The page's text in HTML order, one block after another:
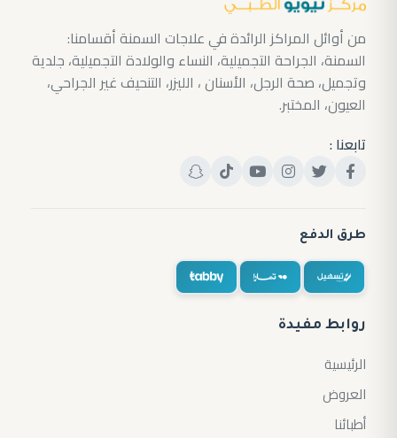
من أوائل المراكز الرائدة في علاجات السمنة أقسامنا:
السمنة، الجراحة التجميلية، النساء والولادة التجميلية، جلدية
وتجميل، صحة الرجل، الأسنان ، الليزر، التنحيف غير الجراحي،
العيون، المختبر.
تابعنا :
طرق الدفع
روابط مفيدة
الرئيسية
العروض
أطبائنا